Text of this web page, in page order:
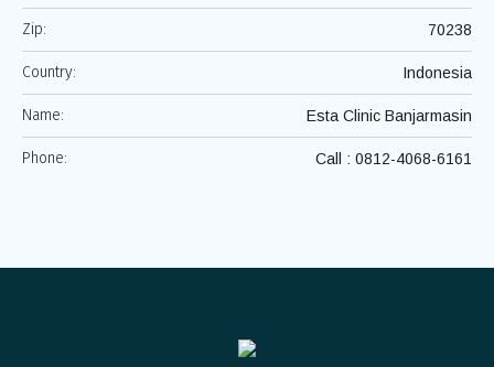
Zip: 70238
Country: Indonesia
Name: Esta Clinic Banjarmasin
Phone: Call : 0812-4068-6161